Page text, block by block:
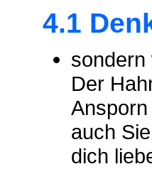
4.1
sondern
Der
auch
dich